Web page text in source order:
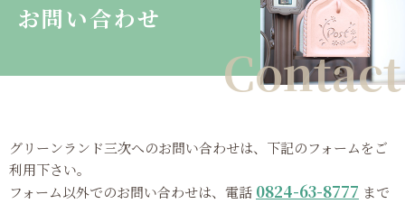
お問い合わせ
グリーンランド三次へのお問い合わせは、下記のフォームをご
利用下さい。
フォーム以外でのお問い合わせは、電話 0824-63-8777 まで